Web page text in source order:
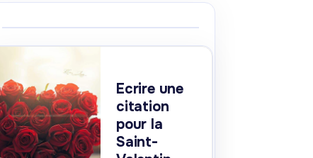
Ecrire une
citation
pour la
Saint-